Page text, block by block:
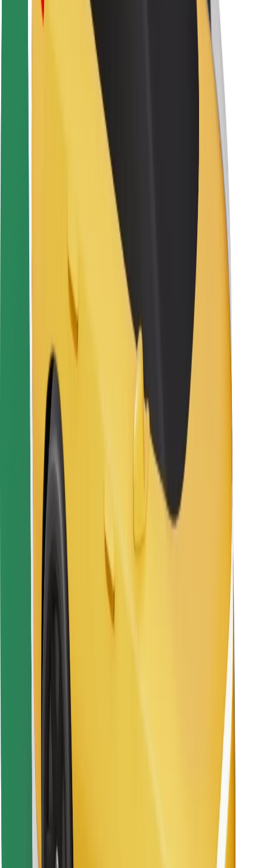
Sigurnost korisnika
Sigurnost vozača
Sigurnost na romobilu
Sigurnosni laboratorij
Gradska rješenja
Bolt stanice za punjenje
Za vozače
Za dostavljače
Bolt Food
Za vlasnike flota
Za restorane
Bolt for Business
Ostalo
Dobavljači
Uvjeti i odredbe
Kolačići
Sigurnost
Zatraži vožnju i putuj kroz nekoliko minuta!
Pronađi svoje najdraže jelo!
Preuzmi aplikaciju Bolt Food